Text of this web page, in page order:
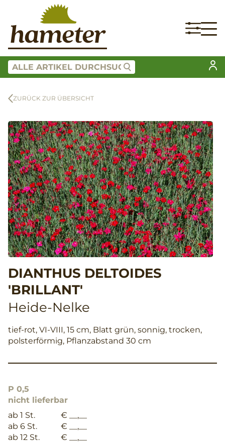
ZURÜCK ZUR ÜBERSICHT
DIANTHUS DELTOIDES
'BRILLANT'
Heide-Nelke
tief-rot, VI-VIII, 15 cm, Blatt grün, sonnig, trocken,
polsterförmig, Pflanzabstand 30 cm
P 0,5
nicht lieferbar
ab 1 St.
€ __,__
ab 6 St.
€ __,__
ab 12 St.
€ __,__